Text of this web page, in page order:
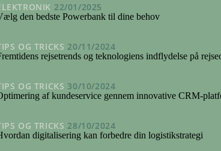
22/01/2025
den bedste Powerbank til dine behov
OG TRICKS 20/11/2024
rejsetrends og teknologiens indflydelse på
OG TRICKS 30/10/2024
af kundeservice gennem innovative CRM-
OG TRICKS 28/10/2024
digitalisering kan forbedre din logistikstrategi